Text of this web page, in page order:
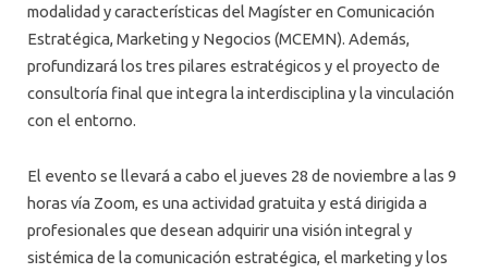
modalidad y características del Magíster en Comunicación
Estratégica, Marketing y Negocios (MCEMN). Además,
profundizará los tres pilares estratégicos y el proyecto de
consultoría final que integra la interdisciplina y la vinculación
con el entorno.
El evento se llevará a cabo el jueves 28 de noviembre a las 9
horas vía Zoom, es una actividad gratuita y está dirigida a
profesionales que desean adquirir una visión integral y
sistémica de la comunicación estratégica, el marketing y los